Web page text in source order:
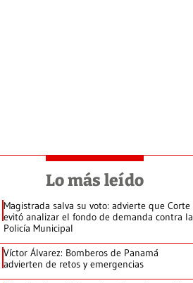
Lo más leído
Magistrada salva su voto: advierte que Corte
evitó analizar el fondo de demanda contra la
Policía Municipal
Víctor Álvarez: Bomberos de Panamá
advierten de retos y emergencias